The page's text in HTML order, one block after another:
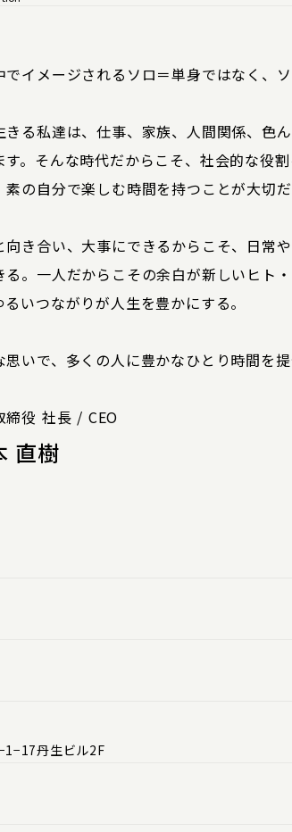
でイメージされるソロ＝単身ではなく、
きる私達は、仕事、家族、人間関係、色
す。そんな時代だからこそ、社会的な役
素の自分で楽しむ時間を持つことが大切だ
向き合い、大事にできるからこそ、日常
る。一人だからこその余白が新しいヒト
るいつながりが人生を豊かにする。
思いで、多くの人に豊かなひとり時間を
締役 社長 / CEO
直樹
丹生ビル2F